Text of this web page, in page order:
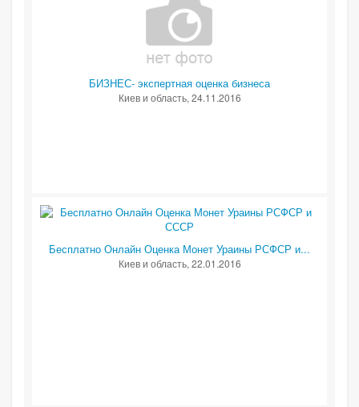
БИЗНЕС- экспертная оценка бизнеса
Киев и область, 24.11.2016
Бесплатно Онлайн Оценка Монет Ураины РСФСР и...
Киев и область, 22.01.2016